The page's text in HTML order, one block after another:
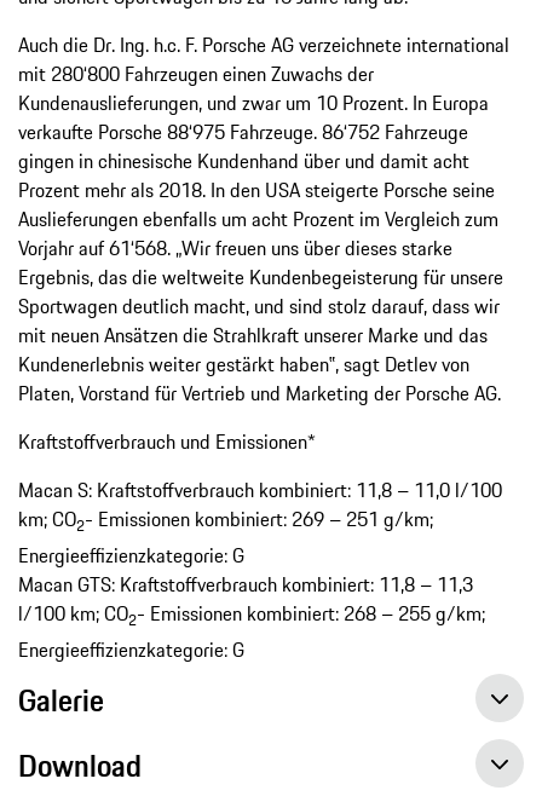
Auch die Dr. Ing. h.c. F. Porsche AG verzeichnete international
mit 280‘800 Fahrzeugen einen Zuwachs der
Kundenauslieferungen, und zwar um 10 Prozent. In Europa
verkaufte Porsche 88‘975 Fahrzeuge. 86‘752 Fahrzeuge
gingen in chinesische Kundenhand über und damit acht
Prozent mehr als 2018. In den USA steigerte Porsche seine
Auslieferungen ebenfalls um acht Prozent im Vergleich zum
Vorjahr auf 61‘568. „Wir freuen uns über dieses starke
Ergebnis, das die weltweite Kundenbegeisterung für unsere
Sportwagen deutlich macht, und sind stolz darauf, dass wir
mit neuen Ansätzen die Strahlkraft unserer Marke und das
Kundenerlebnis weiter gestärkt haben‟, sagt Detlev von
Platen, Vorstand für Vertrieb und Marketing der Porsche AG.
Kraftstoffverbrauch und Emissionen*
Macan S: Kraftstoffverbrauch kombiniert: 11,8 – 11,0 l/100
km; CO2- Emissionen kombiniert: 269 – 251 g/km;
Energieeffizienzkategorie: G
Macan GTS: Kraftstoffverbrauch kombiniert: 11,8 – 11,3
l/100 km; CO2- Emissionen kombiniert: 268 – 255 g/km;
Energieeffizienzkategorie: G
Galerie
Download